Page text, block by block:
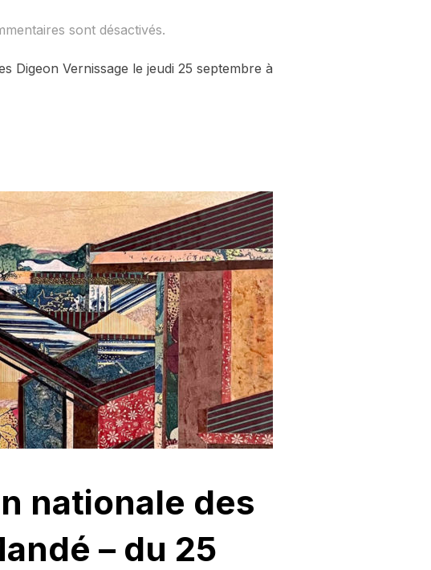
sont désactivés.
Digeon Vernissage le jeudi 25 septembre à
nationale des
– du 25